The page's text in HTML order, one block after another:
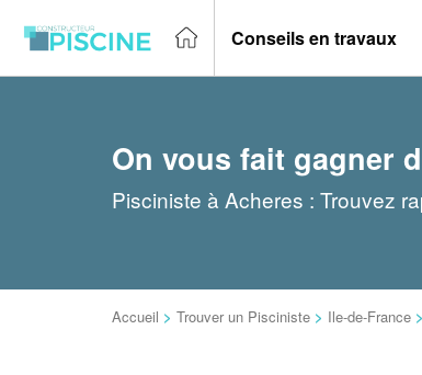
Conseils en travaux
On vous fait gagner
Pisciniste à Acheres : Trouvez
Accueil > Trouver un Pisciniste > Ile-de-France >